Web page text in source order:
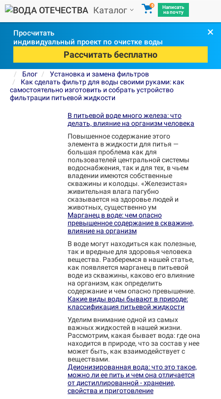
Каталог 0
Написать
на почту
Просчитать
индивидуальный проект по очистке воды
Рассчитать бесплатно
×
Блог
Установка и замена фильтров
Как сделать фильтр для воды своими руками: как
самостоятельно изготовить и собрать устройство
фильтрации питьевой жидкости
В питьевой воде много железа: что
делать, влияние на организм человека
Повышенное содержание этого
элемента в жидкости для питья —
большая проблема как для
пользователей центральной системы
водоснабжения, так и для тех, в чьем
владении имеются собственные
скважины и колодцы. «Железистая»
живительная влага пагубно
сказывается на здоровье людей и
животных, существенно ум
Марганец в воде: чем опасно
превышенное содержание в скважине,
влияние на организм
В воде могут находиться как полезные,
так и вредные для здоровья человека
вещества. Разберемся в нашей статье,
как появляется марганец в питьевой
воде из скважины, каково его влияние
на организм, как определить
содержание и чем опасно превышение.
Какие виды воды бывают в природе:
классификация питьевой жидкости
Уделим внимание одной из самых
важных жидкостей в нашей жизни.
Рассмотрим, какая бывает вода: где она
находится в природе, что за состав у нее
может быть, как взаимодействует с
веществами.
Деионизированная вода: что это такое,
можно ли ее пить и чем она отличается
от дистиллированной - хранение,
свойства и приготовление